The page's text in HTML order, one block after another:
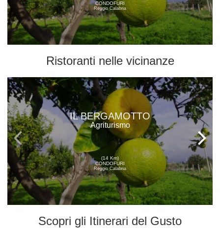
CONDOFURI
Reggio Calabria
Ristoranti nelle vicinanze
IL BERGAMOTTO
Agriturismo
(14 Km)
CONDOFURI
Reggio Calabria
Scopri gli Itinerari del Gusto